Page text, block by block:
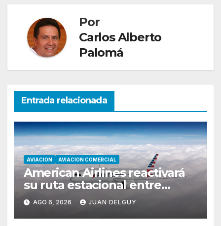
Por
Carlos Alberto
Palomá
Entrada relacionada
AVIACION AVIACION COMERCIAL
American Airlines reactivará
su ruta estacional entre
Miami y Montevideo con
vuelos diarios
AGO 6, 2026 JUAN DELGUY